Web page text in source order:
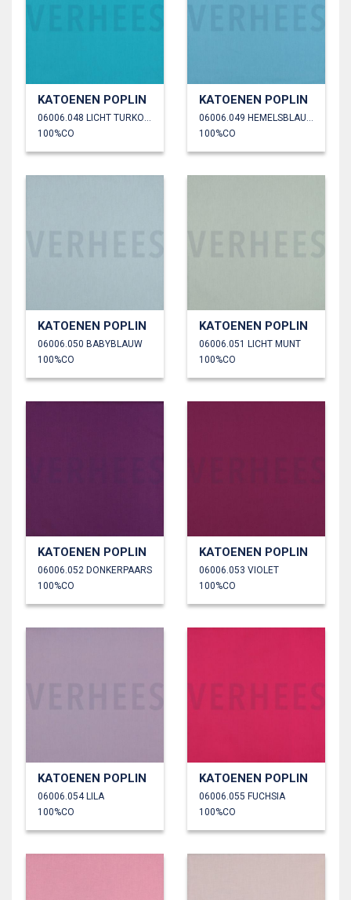
KATOENEN POPLIN
06006.048 LICHT TURKOISE
100%CO
KATOENEN POPLIN
06006.049 HEMELSBLAUW
100%CO
KATOENEN POPLIN
06006.050 BABYBLAUW
100%CO
KATOENEN POPLIN
06006.051 LICHT MUNT
100%CO
KATOENEN POPLIN
06006.052 DONKERPAARS
100%CO
KATOENEN POPLIN
06006.053 VIOLET
100%CO
KATOENEN POPLIN
06006.054 LILA
100%CO
KATOENEN POPLIN
06006.055 FUCHSIA
100%CO